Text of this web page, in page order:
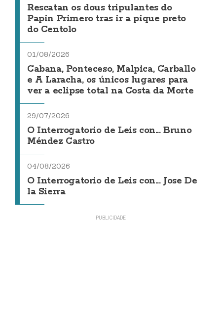
Rescatan os dous tripulantes do
Papin Primero tras ir a pique preto
do Centolo
01/08/2026
Cabana, Ponteceso, Malpica, Carballo
e A Laracha, os únicos lugares para
ver a eclipse total na Costa da Morte
29/07/2026
O Interrogatorio de Leis con... Bruno
Méndez Castro
04/08/2026
O Interrogatorio de Leis con... Jose De
la Sierra